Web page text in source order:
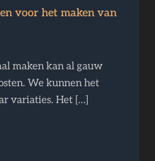
voor het maken van
maken kan al gauw
We kunnen het
variaties. Het […]